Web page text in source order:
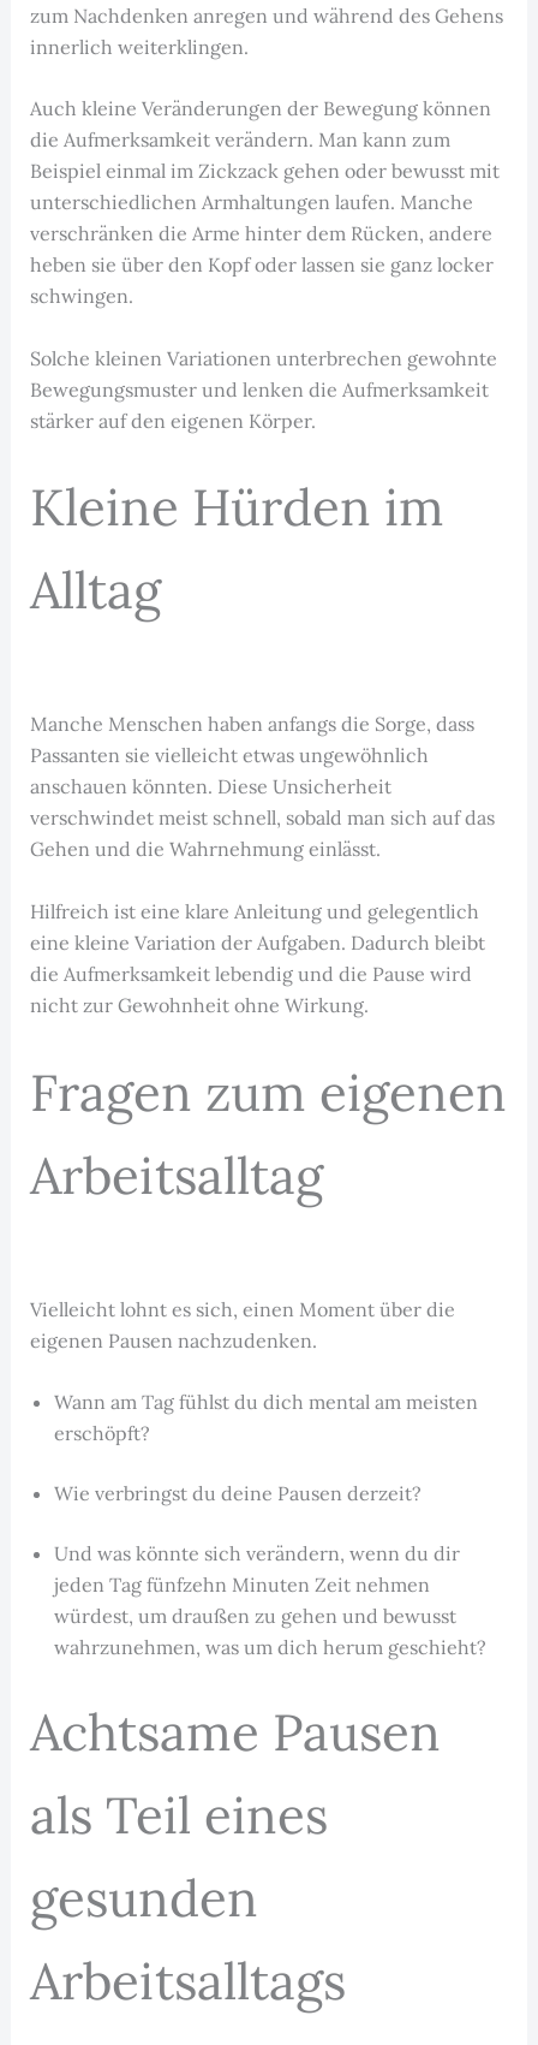
zum Nachdenken anregen und während des Gehens
innerlich weiterklingen.
Auch kleine Veränderungen der Bewegung können
die Aufmerksamkeit verändern. Man kann zum
Beispiel einmal im Zickzack gehen oder bewusst mit
unterschiedlichen Armhaltungen laufen. Manche
verschränken die Arme hinter dem Rücken, andere
heben sie über den Kopf oder lassen sie ganz locker
schwingen.
Solche kleinen Variationen unterbrechen gewohnte
Bewegungsmuster und lenken die Aufmerksamkeit
stärker auf den eigenen Körper.
Kleine Hürden im
Alltag
Manche Menschen haben anfangs die Sorge, dass
Passanten sie vielleicht etwas ungewöhnlich
anschauen könnten. Diese Unsicherheit
verschwindet meist schnell, sobald man sich auf das
Gehen und die Wahrnehmung einlässt.
Hilfreich ist eine klare Anleitung und gelegentlich
eine kleine Variation der Aufgaben. Dadurch bleibt
die Aufmerksamkeit lebendig und die Pause wird
nicht zur Gewohnheit ohne Wirkung.
Fragen zum eigenen
Arbeitsalltag
Vielleicht lohnt es sich, einen Moment über die
eigenen Pausen nachzudenken.
Wann am Tag fühlst du dich mental am meisten
erschöpft?
Wie verbringst du deine Pausen derzeit?
Und was könnte sich verändern, wenn du dir
jeden Tag fünfzehn Minuten Zeit nehmen
würdest, um draußen zu gehen und bewusst
wahrzunehmen, was um dich herum geschieht?
Achtsame Pausen
als Teil eines
gesunden
Arbeitsalltags